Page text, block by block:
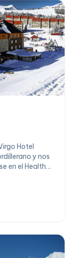
Hotel
y nos
en el Health